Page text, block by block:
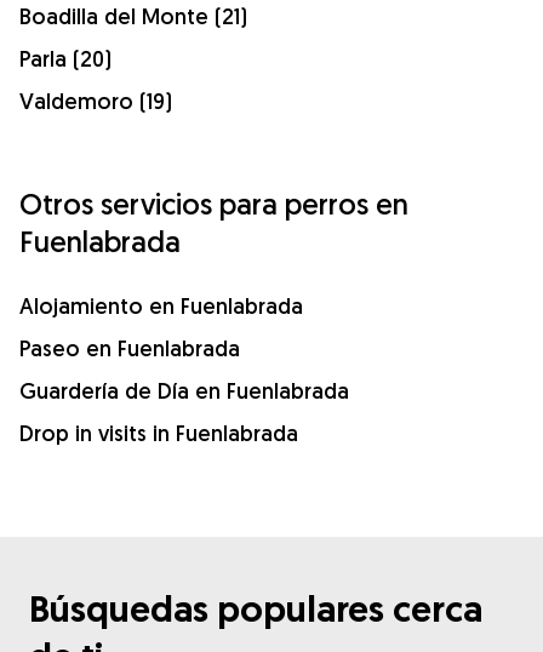
Boadilla del Monte (21)
Parla (20)
Valdemoro (19)
Otros servicios para perros en
Fuenlabrada
Alojamiento en Fuenlabrada
Paseo en Fuenlabrada
Guardería de Día en Fuenlabrada
Drop in visits in Fuenlabrada
Búsquedas populares cerca